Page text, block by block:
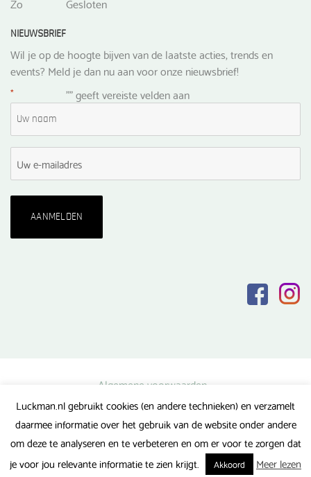
NIEUWSBRIEF
Wil je op de hoogte bijven van de laatste acties, trends en
events? Meld je dan nu aan voor onze nieuwsbrief!
"
* " geeft vereiste velden aan
Algemene voorwaarden
Privacy verklaring
Veel gestelde vragen
Luckman.nl gebruikt cookies (en andere technieken) en verzamelt
daarmee informatie over het gebruik van de website onder andere
om deze te analyseren en te verbeteren en om er voor te zorgen dat
je voor jou relevante informatie te zien krijgt.
Akkoord Meer lezen